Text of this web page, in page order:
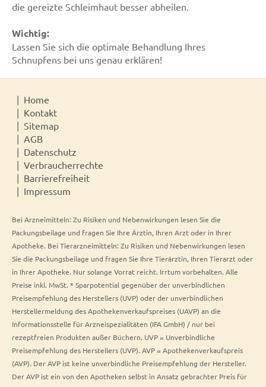
die gereizte Schleimhaut besser abheilen.
Wichtig:
Lassen Sie sich die optimale Behandlung Ihres
Schnupfens bei uns genau erklären!
Home
Kontakt
Sitemap
AGB
Datenschutz
Verbraucherrechte
Barrierefreiheit
Impressum
Bei Arzneimitteln: Zu Risiken und Nebenwirkungen lesen Sie die
Packungsbeilage und fragen Sie Ihre Ärztin, Ihren Arzt oder in Ihrer
Apotheke. Bei Tierarzneimitteln: Zu Risiken und Nebenwirkungen lesen
Sie die Packungsbeilage und fragen Sie Ihre Tierärztin, Ihren Tierarzt oder
in Ihrer Apotheke. Nur solange Vorrat reicht. Irrtum vorbehalten. Alle
Preise inkl. MwSt. * Sparpotential gegenüber der unverbindlichen
Preisempfehlung des Herstellers (UVP) oder der unverbindlichen
Herstellermeldung des Apothekenverkaufspreises (UAVP) an die
Informationsstelle für Arzneispezialitäten (IFA GmbH) / nur bei
rezeptfreien Produkten außer Büchern. UVP = Unverbindliche
Preisempfehlung des Herstellers (UVP). AVP = Apothekenverkaufspreis
(AVP). Der AVP ist keine unverbindliche Preisempfehlung der Hersteller.
Der AVP ist ein von den Apotheken selbst in Ansatz gebrachter Preis für